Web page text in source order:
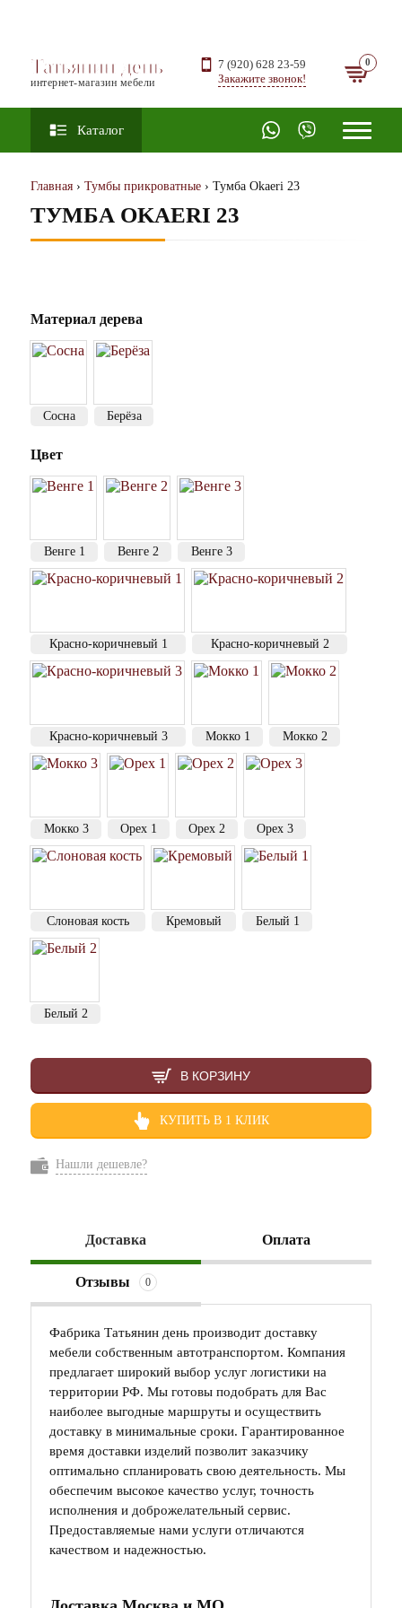
Татьянин день
интернет-магазин мебели
7 (920) 628 23-59
Закажите звонок!
Каталог
Главная › Тумбы прикроватные › Тумба Okaeri 23
ТУМБА OKAERI 23
Материал дерева
Сосна Берёза
Цвет
Венге 1 Венге 2 Венге 3
Красно-коричневый 1 Красно-коричневый 2
Красно-коричневый 3 Мокко 1 Мокко 2
Мокко 3 Орех 1 Орех 2 Орех 3
Слоновая кость Кремовый Белый 1
Белый 2
В КОРЗИНУ
КУПИТЬ В 1 КЛИК
Нашли дешевле?
Доставка Оплата
Отзывы 0
Фабрика Татьянин день производит доставку
мебели собственным автотранспортом. Компания
предлагает широкий выбор услуг логистики на
территории РФ. Мы готовы подобрать для Вас
наиболее выгодные маршруты и осуществить
доставку в минимальные сроки. Гарантированное
время доставки изделий позволит заказчику
оптимально спланировать свою деятельность. Мы
обеспечим высокое качество услуг, точность
исполнения и доброжелательный сервис.
Предоставляемые нами услуги отличаются
качеством и надежностью.